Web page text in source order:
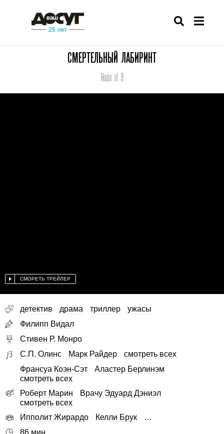
СМЕРТЕЛЬНЫЙ ЛАБИРИНТ
House of 9
СМОРЕТЬ ТРЕЙЛЕР
детектив драма триллер
ужасы
Филипп Видал
Стивен Р. Монро
С.П. Олинс
Марк Райдер
смотреть всех
Франсуа Коэн-Сэт
Аластер Берлинэм
смотреть всех
Роберт Марин
Врачу Эдуард Дэниэл
смотреть всех
Ипполит Жирардо
Келли Брук
…